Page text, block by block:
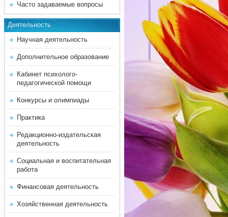
Часто задаваемые вопросы
Деятельность
Научная деятельность
Дополнительное образование
Кабинет психолого-
педагогической помощи
Конкурсы и олимпиады
Практика
Редакционно-издательская
деятельность
Социальная и воспитательная
работа
Финансовая деятельность
Хозяйственная деятельность